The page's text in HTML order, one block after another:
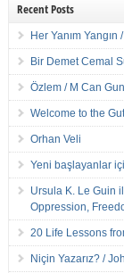
Recent Posts
Her Yanım
Bir Demet Cemal
Özlem / M Can
Welcome to the
Orhan Veli
Yeni başlayanlar
Ursula K. Le Guin
Oppression,
20 Life Lessons
Niçin Yazarız? /